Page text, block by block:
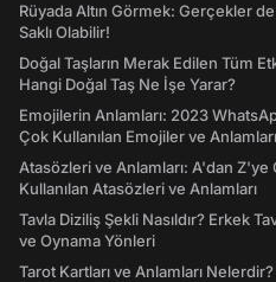
Rüyada Altın Görmek: Gerçekler
Saklı Olabilir!
Doğal Taşların Merak Edilen Tüm
Hangi Doğal Taş Ne İşe Yarar?
Emojilerin Anlamları: 2023
Çok Kullanılan Emojiler ve Anlamları
Atasözleri ve Anlamları: A'dan Z'ye
Kullanılan Atasözleri ve Anlamları
Tavla Diziliş Şekli Nasıldır? Erkek
ve Oynama Yönleri
Tarot Kartları ve Anlamları